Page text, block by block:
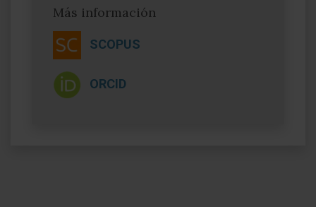
Más información
SCOPUS
ORCID